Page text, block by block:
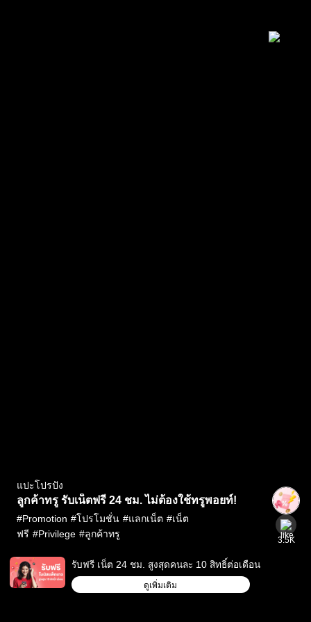
แปะโปรปัง
ลูกค้าทรู รับเน็ตฟรี 24 ชม. ไม่ต้องใช้ทรูพอยท์!
#Promotion #โปรโมชั่น #แลกเน็ต #เน็ต
ฟรี #Privilege #ลูกค้าทรู
รับฟรี เน็ต 24 ชม. สูงสุดคนละ 10 สิทธิ์ต่อเดือน
ดูเพิ่มเติม
3.5K